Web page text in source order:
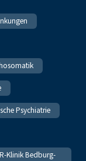
Psychiatrie
Klinik Bedburg-